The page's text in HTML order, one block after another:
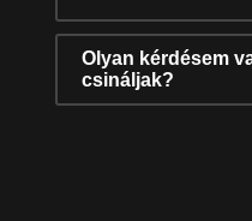
Olyan kérdésem
csináljak?